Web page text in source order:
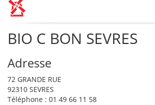
BIO C BON SEVRES
Adresse
72 GRANDE RUE
92310 SEVRES
Téléphone : 01 49 66 11 58